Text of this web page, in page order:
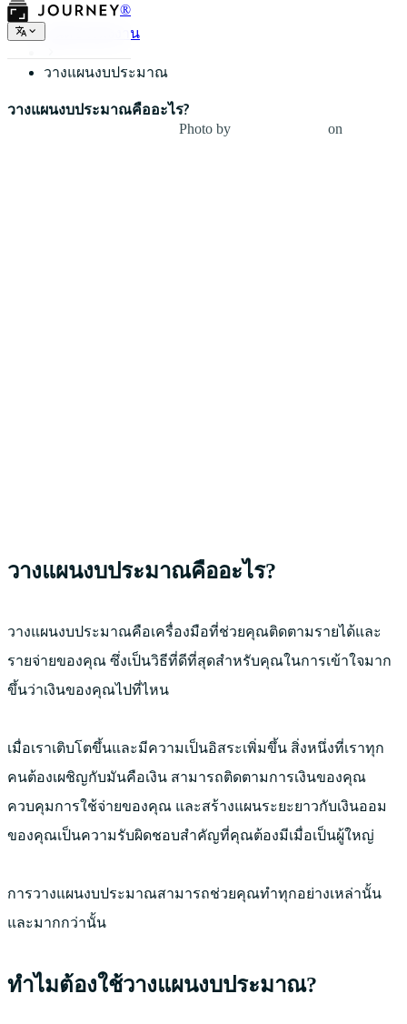
®
ชนิดของผังงาน
วางแผนงบประมาณ
วางแผนงบประมาณคืออะไร?
Photo by on
วางแผนงบประมาณคืออะไร?
วางแผนงบประมาณคือเครื่องมือที่ช่วยคุณติดตามรายได้และ
รายจ่ายของคุณ ซึ่งเป็นวิธีที่ดีที่สุดสำหรับคุณในการเข้าใจมาก
ขึ้นว่าเงินของคุณไปที่ไหน
เมื่อเราเติบโตขึ้นและมีความเป็นอิสระเพิ่มขึ้น สิ่งหนึ่งที่เราทุก
คนต้องเผชิญกับมันคือเงิน สามารถติดตามการเงินของคุณ
ควบคุมการใช้จ่ายของคุณ และสร้างแผนระยะยาวกับเงินออม
ของคุณเป็นความรับผิดชอบสำคัญที่คุณต้องมีเมื่อเป็นผู้ใหญ่
การวางแผนงบประมาณสามารถช่วยคุณทำทุกอย่างเหล่านั้น
และมากกว่านั้น
ทำไมต้องใช้วางแผนงบประมาณ?